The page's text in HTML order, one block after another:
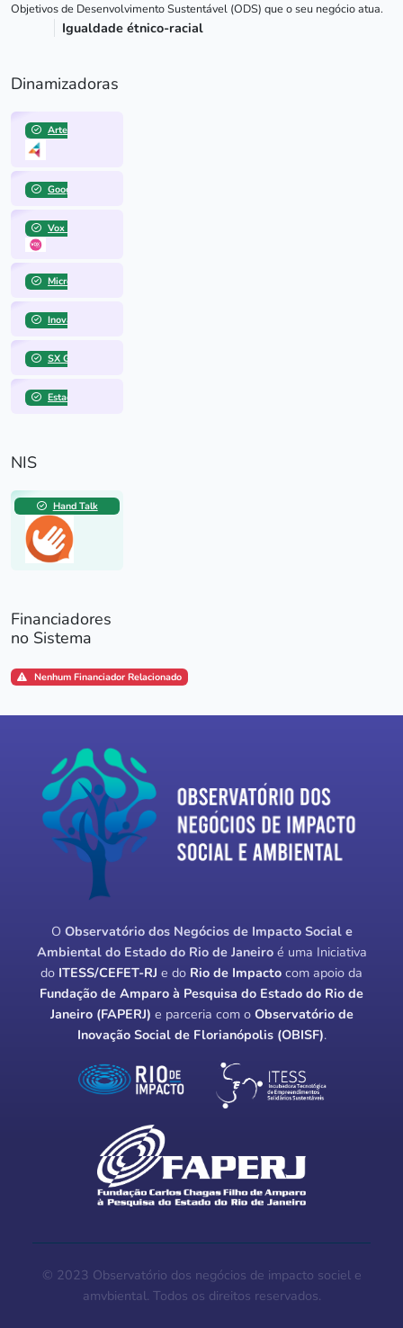
Objetivos de Desenvolvimento Sustentável (ODS) que o seu negócio atua.
Igualdade étnico-racial
Dinamizadoras
Artemisia
Google for Startups
Vox Capital
Microsoft for Startups: Founders Hub
Inovabra
SX Group
Estação Hack
NIS
Hand Talk
Financiadores
no Sistema
Nenhum Financiador Relacionado
O Observatório dos Negócios de Impacto Social e
Ambiental do Estado do Rio de Janeiroé uma Iniciativa
do ITESS/CEFET-RJ e do Rio de Impacto com apoio da
Fundação de Amparo à Pesquisa do Estado do Rio de
Janeiro (FAPERJ) e parceria com o Observatório de
Inovação Social de Florianópolis (OBISF).
© 2023 Observatório dos negócios de impacto sociel e
amvbiental. Todos os direitos reservados.